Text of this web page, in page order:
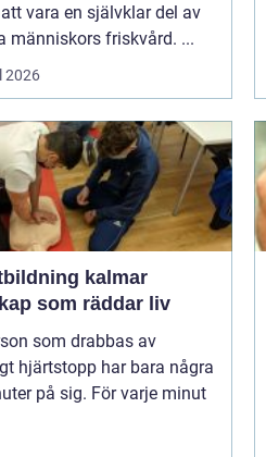
vara en självklar del av
människors friskvård. ...
2026
kalmar
som räddar liv
som drabbas av
hjärtstopp har bara några
på sig. För varje minut